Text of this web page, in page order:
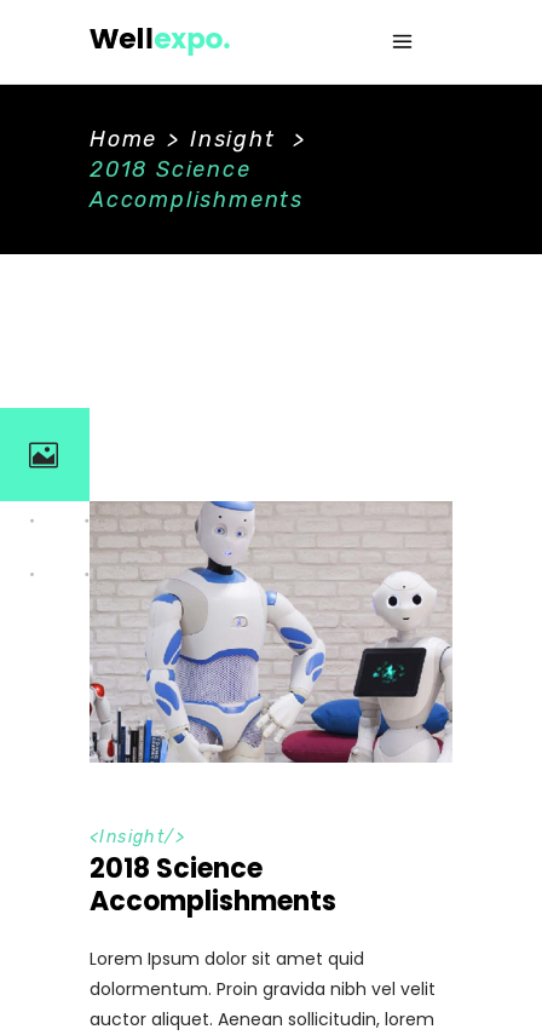
Home > Insight
>
2018 Science
Accomplishments
<Insight/>
2018 Science
Accomplishments
Lorem Ipsum dolor sit amet quid
dolormentum. Proin gravida nibh vel velit
auctor aliquet. Aenean sollicitudin, lorem